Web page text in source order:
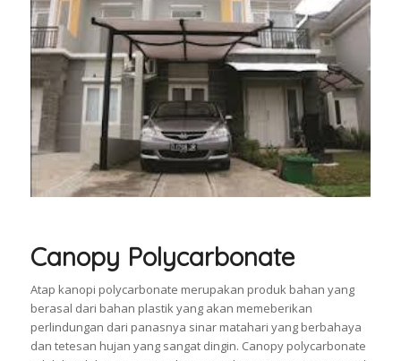
Canopy Polycarbonate
Atap kanopi polycarbonate merupakan produk bahan yang
berasal dari bahan plastik yang akan memeberikan
perlindungan dari panasnya sinar matahari yang berbahaya
dan tetesan hujan yang sangat dingin. Canopy polycarbonate